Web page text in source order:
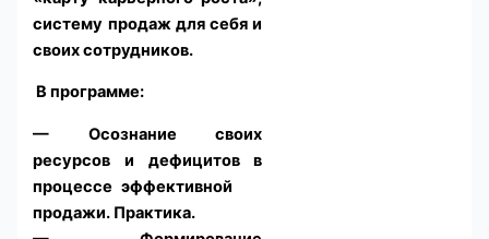
систему продаж для себя и
своих сотрудников.
В программе:
— Осознание своих
ресурсов и дефицитов в
процессе эффективной
продажи. Практика.